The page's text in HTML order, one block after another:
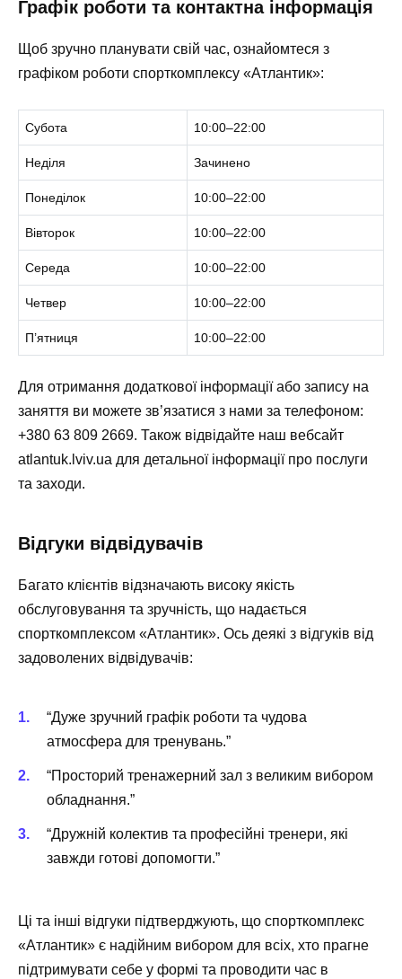
Графік роботи та контактна інформація
Щоб зручно планувати свій час, ознайомтеся з
графіком роботи спорткомплексу «Атлантик»:
Субота 10:00–22:00
Неділя Зачинено
Понеділок 10:00–22:00
Вівторок 10:00–22:00
Середа 10:00–22:00
Четвер 10:00–22:00
П’ятниця 10:00–22:00
Для отримання додаткової інформації або запису на
заняття ви можете зв’язатися з нами за телефоном:
+380 63 809 2669. Також відвідайте наш вебсайт
atlantuk.lviv.ua для детальної інформації про послуги
та заходи.
Відгуки відвідувачів
Багато клієнтів відзначають високу якість
обслуговування та зручність, що надається
спорткомплексом «Атлантик». Ось деякі з відгуків від
задоволених відвідувачів:
“Дуже зручний графік роботи та чудова
атмосфера для тренувань.”
“Просторий тренажерний зал з великим вибором
обладнання.”
“Дружній колектив та професійні тренери, які
завжди готові допомогти.”
Ці та інші відгуки підтверджують, що спорткомплекс
«Атлантик» є надійним вибором для всіх, хто прагне
підтримувати себе у формі та проводити час в